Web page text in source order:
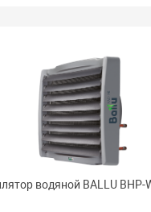
водяной BALLU BHP-